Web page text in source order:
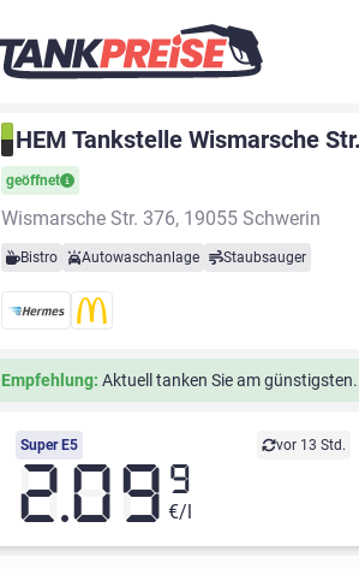
HEM Tankstelle Wismarsche
geöffnet
Wismarsche Str. 376, 19055 Schwerin
Bistro Autowaschanlage Staubsauger
Empfehlung: Aktuell tanken Sie am
Super E5 vor 13 Std.
2.09 9
€/l